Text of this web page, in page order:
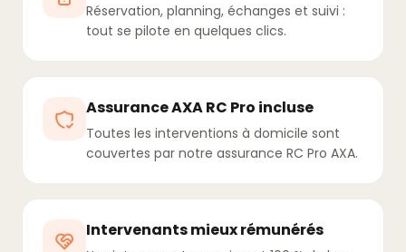
Réservation, planning, échanges et suivi :
tout se pilote en quelques clics.
Assurance AXA RC Pro incluse
Toutes les interventions à domicile sont
couvertes par notre assurance RC Pro AXA.
Intervenants mieux rémunérés